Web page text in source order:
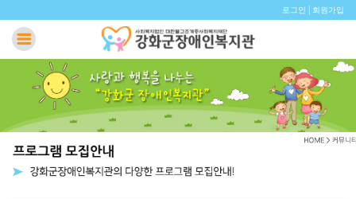
로그인 회원가입